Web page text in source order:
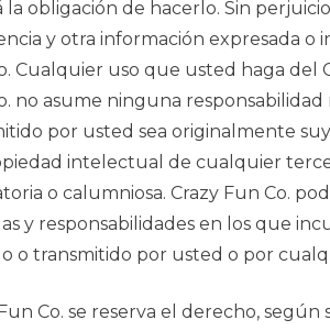
la obligación de hacerlo. Sin
y otra información expresada o
Cualquier uso que usted haga del
no asume ninguna
por usted sea originalmente
intelectual de cualquier
o calumniosa. Crazy Fun Co.
y responsabilidades en los que
o transmitido por usted o por
Co. se reserva el derecho,